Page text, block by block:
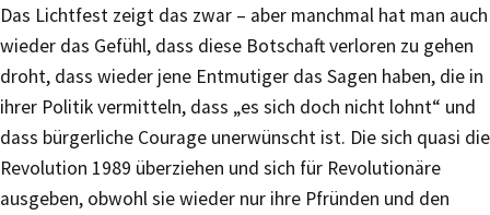
Das Lichtfest zeigt das zwar – aber manchmal hat man auch
wieder das Gefühl, dass diese Botschaft verloren zu gehen
droht, dass wieder jene Entmutiger das Sagen haben, die in
ihrer Politik vermitteln, dass „es sich doch nicht lohnt“ und
dass bürgerliche Courage unerwünscht ist. Die sich quasi die
Revolution 1989 überziehen und sich für Revolutionäre
ausgeben, obwohl sie wieder nur ihre Pfründen und den